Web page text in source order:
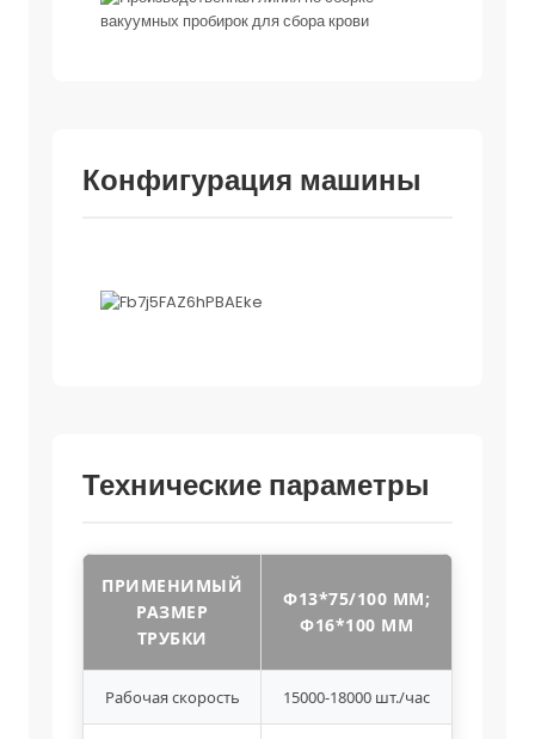
Конфигурация машины
Технические параметры
ПРИМЕНИМЫЙ
РАЗМЕР
ТРУБКИ
Φ13*75/100 ММ;
Φ16*100 ММ
Рабочая скорость 15000-18000 шт./час